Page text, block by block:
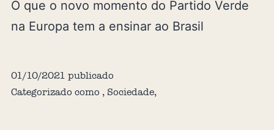
O que o novo momento do Partido Verde
na Europa tem a ensinar ao Brasil
01/10/2021 publicado
Categorizado como , Sociedade,